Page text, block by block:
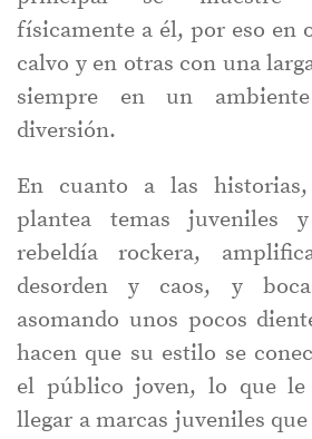
físicamente a él, por eso en
calvo y en otras con una
siempre en un
diversión.
En cuanto a las historias,
plantea temas juveniles
rebeldía rockera,
desorden y caos, y
asomando unos pocos
hacen que su estilo se
el público joven, lo que le
llegar a marcas juveniles